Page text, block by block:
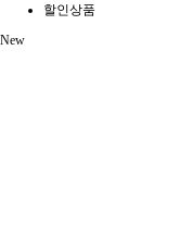
할인상품
New